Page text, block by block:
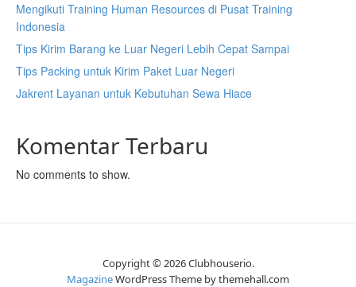
Mengikuti Training Human Resources di Pusat Training
Indonesia
Tips Kirim Barang ke Luar Negeri Lebih Cepat Sampai
Tips Packing untuk Kirim Paket Luar Negeri
Jakrent Layanan untuk Kebutuhan Sewa Hiace
Komentar Terbaru
No comments to show.
Copyright © 2026 Clubhouserio.
MagazineWordPress Theme by themehall.com